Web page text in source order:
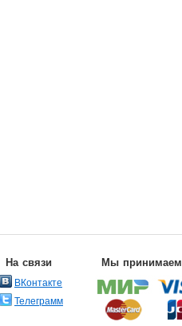
На связи
ВКонтакте
Телеграмм
Мы принимаем